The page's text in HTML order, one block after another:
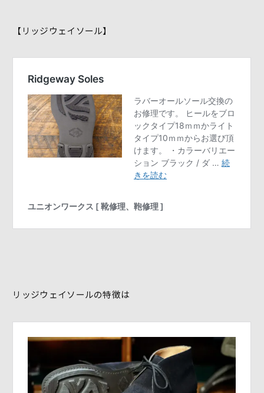
【リッジウェイソール】
リッジウェイソールの特徴は